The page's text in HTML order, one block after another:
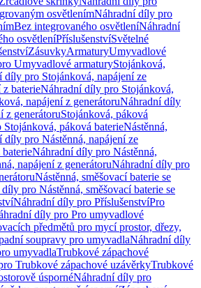
osvětlenímNáhradní díly pro
Bez integrovaného osvětleníNáhradní
osvětleníPříslušenstvíSvětelné
ZásuvkyArmaturyUmyvadlové
Umyvadlové armaturyStojánková,
díly pro Stojánková, napájení ze
z baterieNáhradní díly pro Stojánková,
napájení z generátoruNáhradní díly
z generátoruStojánková, páková
páková baterieNástěnná,
díly pro Nástěnná, napájení ze
baterieNáhradní díly pro Nástěnná,
napájení z generátoruNáhradní díly pro
Nástěnná, směšovací baterie se
pro Nástěnná, směšovací baterie se
Náhradní díly pro PříslušenstvíPro
díly pro Pro umyvadlové
předmětů pro mycí prostor, dřezy,
soupravy pro umyvadlaNáhradní díly
umyvadlaTrubkové zápachové
Trubkové zápachové uzávěrkyTrubkové
úspornéNáhradní díly pro